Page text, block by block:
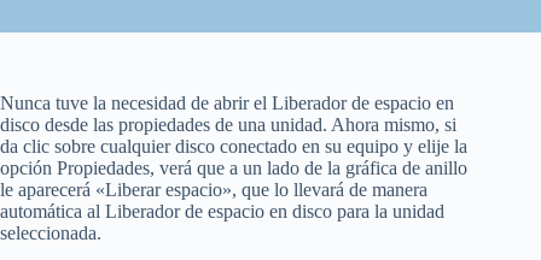
Nunca tuve la necesidad de abrir el Liberador de espacio en
disco desde las propiedades de una unidad. Ahora mismo, si
da clic sobre cualquier disco conectado en su equipo y elije la
opción Propiedades, verá que a un lado de la gráfica de anillo
le aparecerá «Liberar espacio», que lo llevará de manera
automática al Liberador de espacio en disco para la unidad
seleccionada.